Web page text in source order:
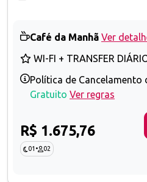
Café da Manhã Ver
WI-FI + TRANSFER
Política de Cancelamento
Gratuito Ver regras
R$ 1.675,76
01 • 02